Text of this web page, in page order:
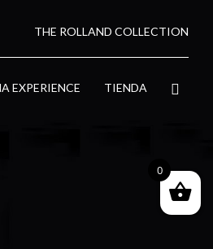
THE ROLLAND COLLECTION
EXPERIENCE TIENDA
0